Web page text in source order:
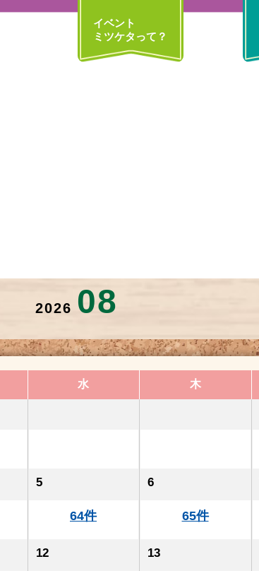
イベント
ミツケタって？
2026 08
水 木
5
64件
6
65件
12 13